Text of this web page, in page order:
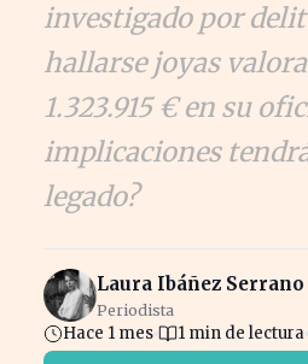
investigado por
hallarse joyas
1.323.915 € en su
implicaciones
legado?
Laura Ibáñez Serrano
Periodista
Hace 1 mes 1 min de lectura